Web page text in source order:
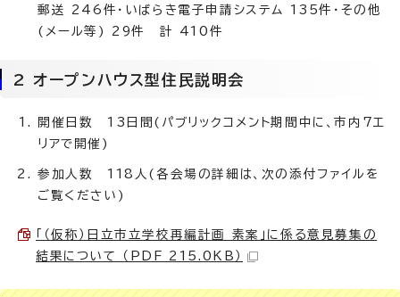
郵送 246件・いばらき電子申請システム 135件・その他
(メール等) 29件 計 410件
2 オープンハウス型住民説明会
開催日数 13日間(パブリックコメント期間中に、市内7エ
リアで開催)
参加人数 118人(各会場の詳細は、次の添付ファイルを
ご覧ください)
「（仮称）日立市立学校再編計画 素案」に係る意見募集の
結果について （PDF 215.0KB）